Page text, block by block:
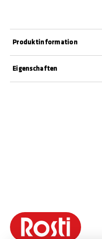
Eigenschaften
Produktinformation